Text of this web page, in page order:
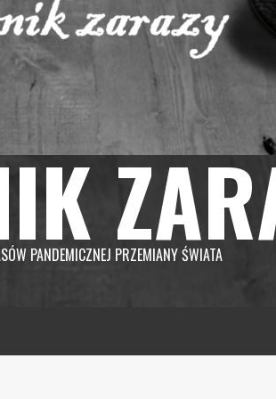
PANDEMICZNEJ PRZEMIANY ŚWIATA